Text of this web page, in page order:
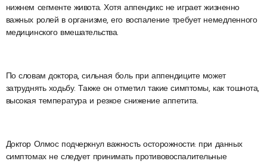
нижнем сегменте живота. Хотя аппендикс не играет жизненно
важных ролей в организме, его воспаление требует немедленного
медицинского вмешательства.
По словам доктора, сильная боль при аппендиците может
затруднять ходьбу. Также он отметил такие симптомы, как тошнота,
высокая температура и резкое снижение аппетита.
Доктор Олмос подчеркнул важность осторожности: при данных
симптомах не следует принимать противовоспалительные